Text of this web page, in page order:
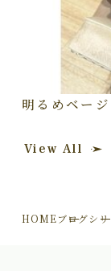
明るめベー
View All
HOMEブログシ